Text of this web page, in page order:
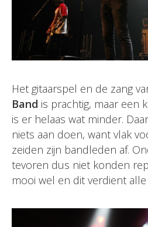
Het gitaarspel en de zang
Band is prachtig, maar een
is er helaas wat minder.
niets aan doen, want vlak
zeiden zijn bandleden af.
tevoren dus niet konden
mooi wel en dit verdient alle